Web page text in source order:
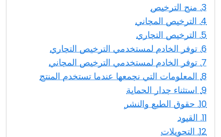
3. منح الترخيص
4. الترخيص المجاني
5. الترخيص التجاري
6. توفر الخادم لمستخدمي الترخيص التجاري
7. توفر الخادم لمستخدمي الترخيص المجاني
8. المعلومات التي نجمعها عندما تستخدم المنتج
9. استثناء جدار الحماية
10. حقوق الطبع والنشر
11. القيود
12. التحويلات